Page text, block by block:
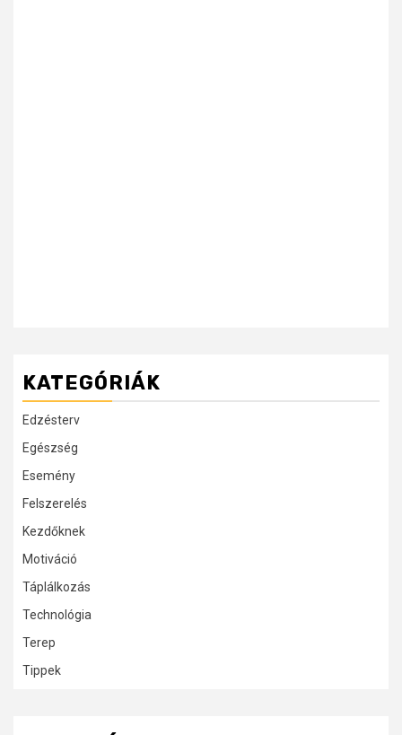
KATEGÓRIÁK
Edzésterv
Egészség
Esemény
Felszerelés
Kezdőknek
Motiváció
Táplálkozás
Technológia
Terep
Tippek